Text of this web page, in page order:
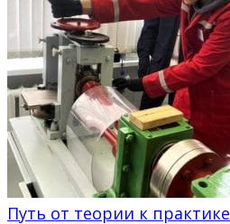
Путь от теории к практике